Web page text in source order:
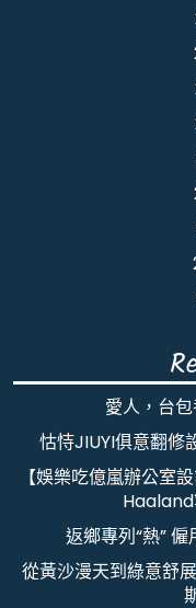
愛人，台
怙恃JIUYI俱意翻修
【娛樂吃億嵐辦公室
Haaland
返鄉專列“熱”
從黃沙漫天到綠意舒